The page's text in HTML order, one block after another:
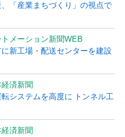
「産業まちづくり」の視点で
トメーション新聞WEB
新工場・配送センターを建設
経済新聞
システムを高度に トンネル工
経済新聞